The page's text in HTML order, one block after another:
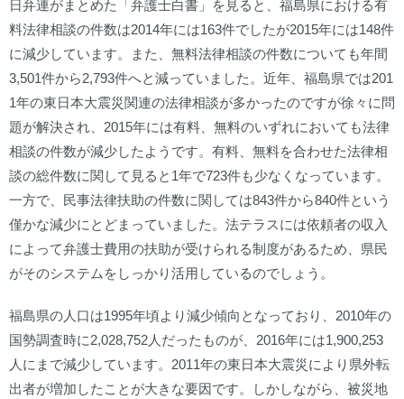
日弁連がまとめた「弁護士白書」を見ると、福島県における有
料法律相談の件数は2014年には163件でしたが2015年には148件
に減少しています。また、無料法律相談の件数についても年間
3,501件から2,793件へと減っていました。近年、福島県では201
1年の東日本大震災関連の法律相談が多かったのですが徐々に問
題が解決され、2015年には有料、無料のいずれにおいても法律
相談の件数が減少したようです。有料、無料を合わせた法律相
談の総件数に関して見ると1年で723件も少なくなっています。
一方で、民事法律扶助の件数に関しては843件から840件という
僅かな減少にとどまっていました。法テラスには依頼者の収入
によって弁護士費用の扶助が受けられる制度があるため、県民
がそのシステムをしっかり活用しているのでしょう。
福島県の人口は1995年頃より減少傾向となっており、2010年の
国勢調査時に2,028,752人だったものが、2016年には1,900,253
人にまで減少しています。2011年の東日本大震災により県外転
出者が増加したことが大きな要因です。しかしながら、被災地